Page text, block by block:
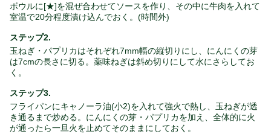
ボウルに[★]を混ぜ合わせてソースを作り、その中に牛肉を入れて
室温で20分程度漬け込んでおく。(時間外)
ステップ2.
玉ねぎ・パプリカはそれぞれ7mm幅の縦切りにし、にんにくの芽
は7cmの長さに切る。薬味ねぎは斜め切りにして水にさらしてお
く。
ステップ3.
フライパンにキャノーラ油(小2)を入れて強火で熱し、玉ねぎが透
き通るまで炒める。にんにくの芽・パプリカを加え、全体的に火
が通ったら一旦火を止めてそのままにしておく。